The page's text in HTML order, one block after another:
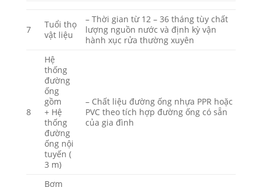
7
Tuổi thọ
vật liệu
– Thời gian từ 12 – 36 tháng tùy chất
lượng nguồn nước và định kỳ vận
hành xục rửa thường xuyên
8
Hệ
thống
đường
ống
gồm
+ Hệ
thống
đường
ống nội
tuyến (
3 m)
– Chất liệu đường ống nhựa PPR hoặc
PVC theo tích hợp đường ống có sẵn
của gia đình
Bơm